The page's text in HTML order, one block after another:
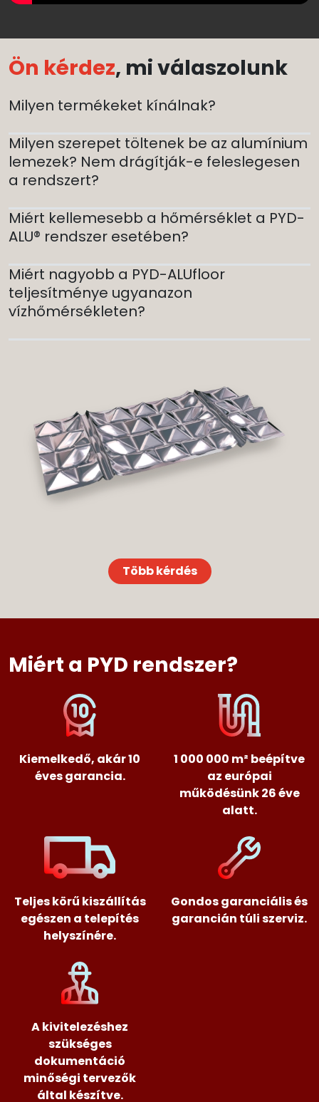
Ön kérdez, mi válaszolunk
Milyen termékeket kínálnak?
Milyen szerepet töltenek be az alumínium
lemezek? Nem drágítják-e feleslegesen
a rendszert?
Miért kellemesebb a hőmérséklet a PYD-
ALU® rendszer esetében?
Miért nagyobb a PYD-ALUfloor
teljesítménye ugyanazon
vízhőmérsékleten?
Több kérdés
Miért a PYD rendszer?
Kiemelkedő, akár 10
éves garancia.
1 000 000 m² beépítve
az európai
működésünk 26 éve
alatt.
Teljes körű kiszállítás
egészen a telepítés
helyszínére.
Gondos garanciális és
garancián túli szerviz.
A kivitelezéshez
szükséges
dokumentáció
minőségi tervezők
által készítve.